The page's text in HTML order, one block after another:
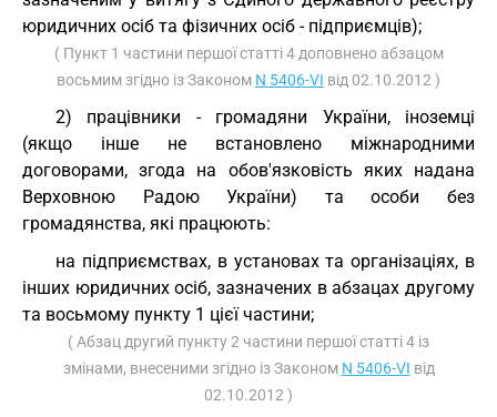
юридичних осіб та фізичних осіб - підприємців);
( Пункт 1 частини першої статті 4 доповнено абзацом
восьмим згідно із Законом N 5406-VI від 02.10.2012 )
2) працівники - громадяни України, іноземці
(якщо інше не встановлено міжнародними
договорами, згода на обов'язковість яких надана
Верховною Радою України) та особи без
громадянства, які працюють:
на підприємствах, в установах та організаціях, в
інших юридичних осіб, зазначених в абзацах другому
та восьмому пункту 1 цієї частини;
( Абзац другий пункту 2 частини першої статті 4 із
змінами, внесеними згідно із Законом N 5406-VI від
02.10.2012 )